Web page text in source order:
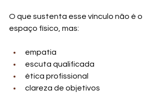
O que sustenta esse vínculo não é o
espaço físico, mas:
empatia
escuta qualificada
ética profissional
clareza de objetivos